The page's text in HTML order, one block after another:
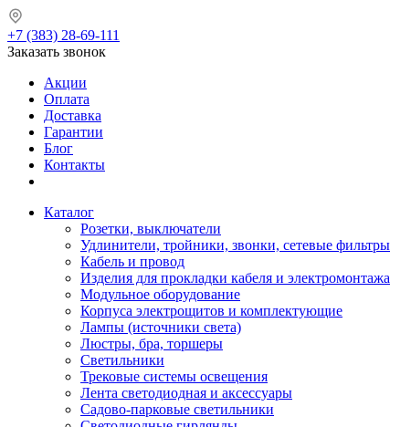
+7 (383) 28-69-111
Заказать звонок
Акции
Оплата
Доставка
Гарантии
Блог
Контакты
Каталог
Розетки, выключатели
Удлинители, тройники, звонки, сетевые фильтры
Кабель и провод
Изделия для прокладки кабеля и электромонтажа
Модульное оборудование
Корпуса электрощитов и комплектующие
Лампы (источники света)
Люстры, бра, торшеры
Светильники
Трековые системы освещения
Лента светодиодная и аксессуары
Садово-парковые светильники